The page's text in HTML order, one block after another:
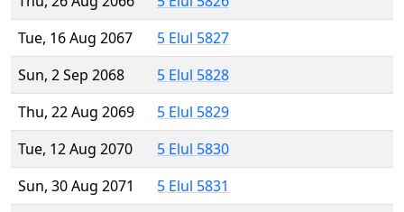
Tue, 16 Aug 2067
5 Elul 5827
Sun, 2 Sep 2068
5 Elul 5828
Thu, 22 Aug 2069
5 Elul 5829
Tue, 12 Aug 2070
5 Elul 5830
Sun, 30 Aug 2071
5 Elul 5831